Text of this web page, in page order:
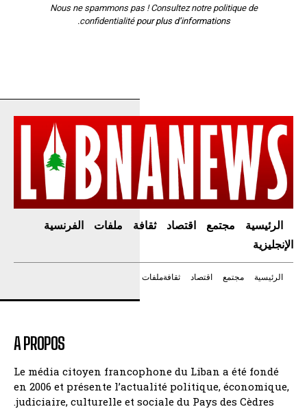
Nous ne spammons pas ! Consultez notre politique de
confidentialitépour plus d’informations.
الرئيسية مجتمع اقتصاد ثقافة ملفات
الفرنسية
الإنجليزية
الرئيسية مجتمع اقتصاد ثقافةملفات
A PROPOS
Le média citoyen francophone du Liban a été fondé
en 2006 et présente l’actualité politique, économique,
judiciaire, culturelle et sociale du Pays des Cèdres.